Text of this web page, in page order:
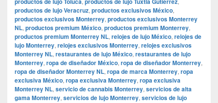
productos de lujo Veracruz, productos exclusivos México,
productos exclusivos Monterrey, productos exclusivos Monterrey
NL, productos premium México, productos premium Monterrey,
productos premium Monterrey NL, relojes de lujo México, relojes de
lujo Monterrey, relojes exclusivos Monterrey, relojes exclusivos
Monterrey NL, restaurantes de lujo México, restaurantes de lujo
Monterrey, ropa de diseñador México, ropa de diseñador Monterrey,
ropa de diseñador Monterrey NL, ropa de marca Monterrey, ropa
exclusiva México, ropa exclusiva Monterrey, ropa exclusiva
Monterrey NL, servicio de cannabis Monterrey, servicios de alta
gama Monterrey, servicios de lujo Monterrey, servicios de lujo